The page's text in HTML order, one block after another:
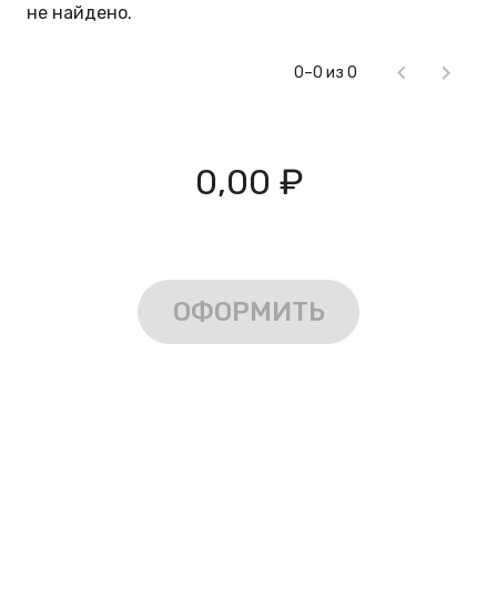
не найдено.
0–0 из 0
0,00 ₽
ОФОРМИТЬ